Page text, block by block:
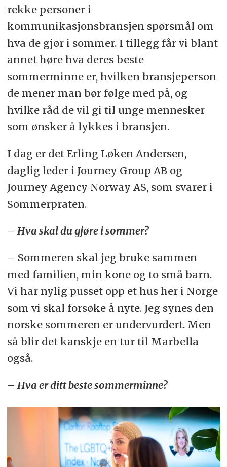
rekke personer i
kommunikasjonsbransjen spørsmål om
hva de gjør i sommer. I tillegg får vi blant
annet høre hva deres beste
sommerminne er, hvilken bransjeperson
de mener man bør følge med på, og
hvilke råd de vil gi til unge mennesker
som ønsker å lykkes i bransjen.
I dag er det Erling Løken Andersen,
daglig leder i Journey Group AB og
Journey Agency Norway AS, som svarer i
Sommerpraten.
– Hva skal du gjøre i sommer?
– Sommeren skal jeg bruke sammen
med familien, min kone og to små barn.
Vi har nylig pusset opp et hus her i Norge
som vi skal forsøke å nyte. Jeg synes den
norske sommeren er undervurdert. Men
så blir det kanskje en tur til Marbella
også.
– Hva er ditt beste sommerminne?